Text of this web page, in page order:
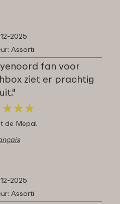
2025
Assorti
fan voor
ziet er prachtig
uit."
★★★
★★★
de Mepal
2025
Assorti